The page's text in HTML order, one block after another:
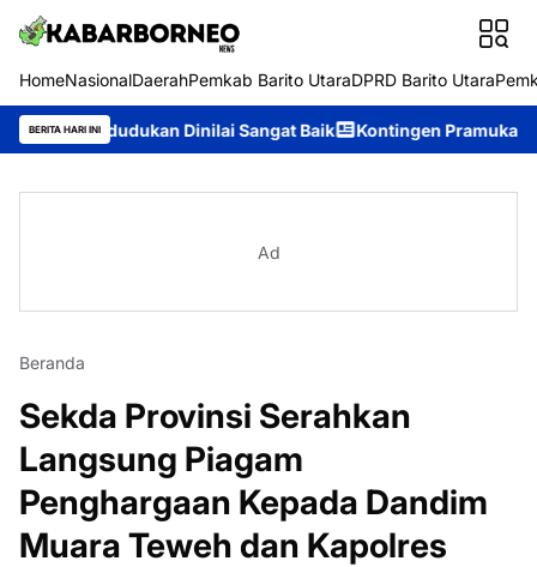
HomeNasionalDaerahPemkab Barito UtaraDPRD Barito Utara
BERITA HARI INIDinilai Sangat Baik Kontingen Pramuka Murung Raya
Ad
Beranda
Sekda Provinsi Serahkan
Langsung Piagam
Penghargaan Kepada Dandim
Muara Teweh dan Kapolres